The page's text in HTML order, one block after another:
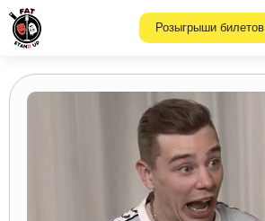
Розыгрыши билетов